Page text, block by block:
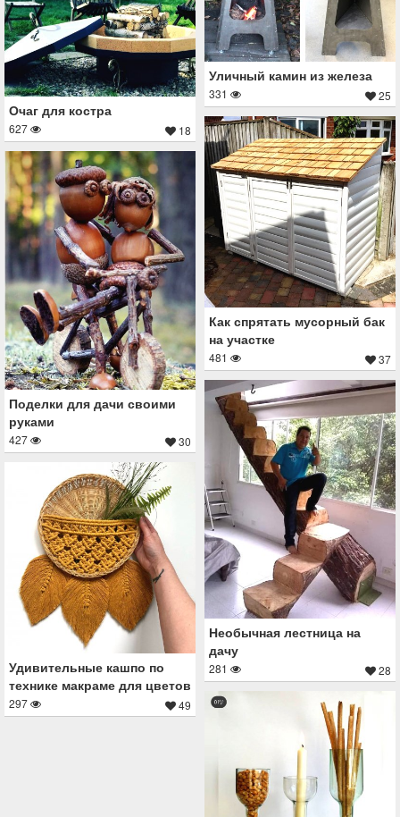
Уличный камин из железа
331 25
Очаг для костра
627 18
Как спрятать мусорный бак
на участке
481 37
Поделки для дачи своими
руками
427 30
Необычная лестница на
дачу
281 28
Удивительные кашпо по
технике макраме для цветов
297 49